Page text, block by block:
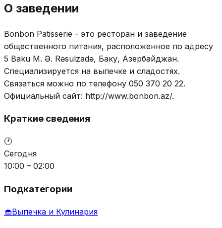
О заведении
Bonbon Patisserie - это ресторан и заведение
общественного питания, расположенное по адресу
5 Baku M. Ə. Rəsulzadə, Баку, Азербайджан.
Специализируется на выпечке и сладостях.
Связаться можно по телефону 050 370 20 22.
Официальный сайт: http://www.bonbon.az/.
Краткие сведения
🕐
Сегодня
10:00 – 02:00
Подкатегории
🧁Выпечка и Кулинария